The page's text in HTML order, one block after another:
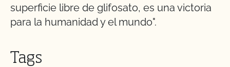
superficie libre de glifosato, es una victoria
para la humanidad y el mundo".
Tags